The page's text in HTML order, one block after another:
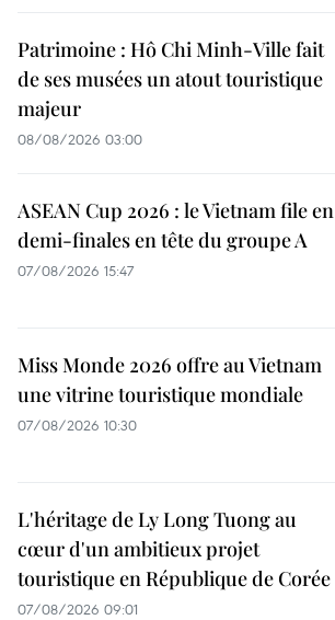
Patrimoine : Hô Chi Minh-Ville fait
de ses musées un atout touristique
majeur
08/08/2026 03:00
ASEAN Cup 2026 : le Vietnam file en
demi-finales en tête du groupe A
07/08/2026 15:47
Miss Monde 2026 offre au Vietnam
une vitrine touristique mondiale
07/08/2026 10:30
L'héritage de Ly Long Tuong au
cœur d'un ambitieux projet
touristique en République de Corée
07/08/2026 09:01